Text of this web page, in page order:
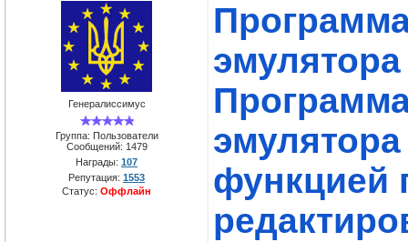
Генералиссимус
Группа: Пользователи
Сообщений: 1479
Награды: 107
Репутация: 1553
Статус: Оффлайн
функцией